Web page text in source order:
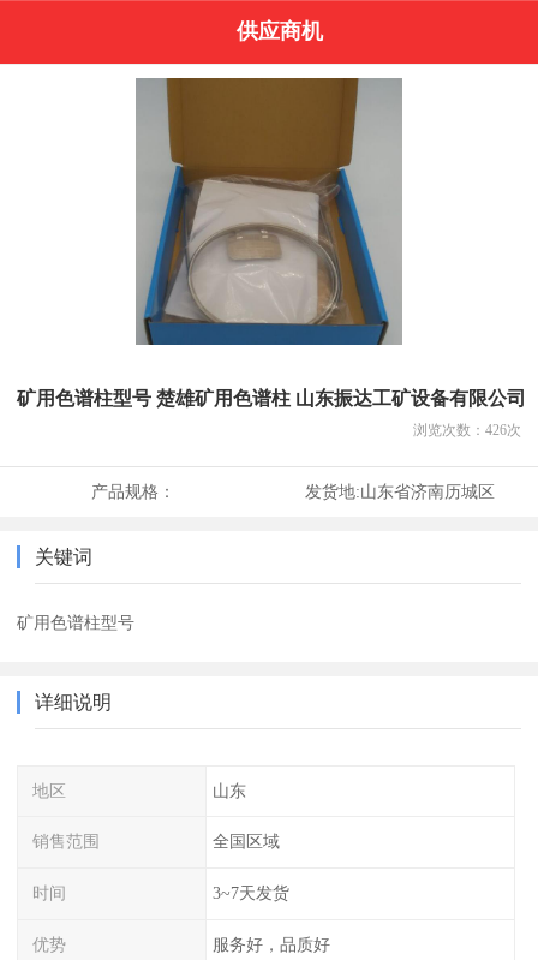
供应商机
矿用色谱柱型号 楚雄矿用色谱柱 山东振达工矿设备有限公司
浏览次数： 426次
产品规格： 发货地:山东省济南历城区
关键词
矿用色谱柱型号
详细说明
地区 山东
销售范围 全国区域
时间 3~7天发货
优势 服务好，品质好